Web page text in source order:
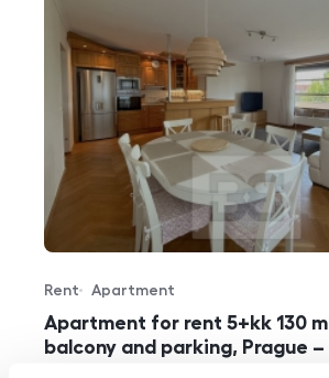
Apartment for rent 5+kk 130
balcony and parking, Prague –
Offer type
Rent
Property type
Apartment